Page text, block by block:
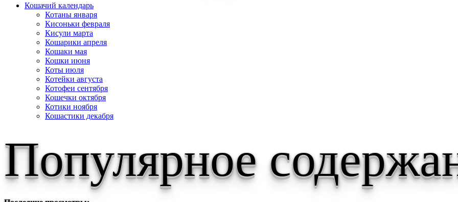
Кошачий календарь
Котаны января
Кисоньки февраля
Кисули марта
Кошарики апреля
Кошаки мая
Кошки июня
Коты июля
Котейки августа
Котофеи сентября
Кошечки октября
Котики ноября
Кошастики декабря
Популярное